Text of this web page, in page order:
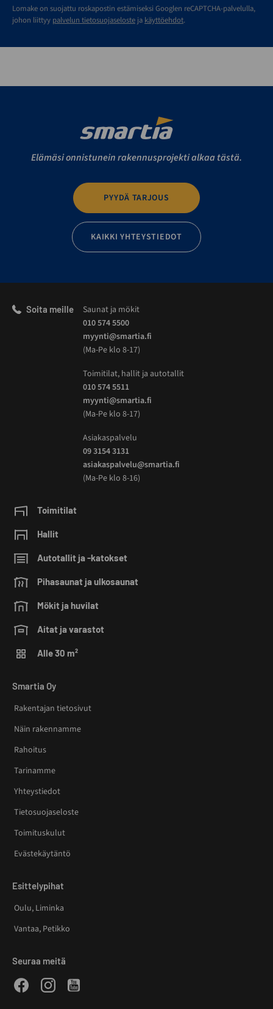
Lomake on suojattu roskapostin estämiseksi Googlen reCAPTCHA-palvelulla,
johon liittyy palvelun tietosuojaseloste ja käyttöehdot.
Elämäsi onnistunein rakennusprojekti alkaa tästä.
PYYDÄ TARJOUS
KAIKKI YHTEYSTIEDOT
Soita meille
Saunat ja mökit
010 574 5500
myynti@smartia.fi
(Ma-Pe klo 8-17)
Toimitilat, hallit ja autotallit
010 574 5511
myynti@smartia.fi
(Ma-Pe klo 8-17)
Asiakaspalvelu
09 3154 3131
asiakaspalvelu@smartia.fi
(Ma-Pe klo 8-16)
Toimitilat
Hallit
Autotallit ja -katokset
Pihasaunat ja ulkosaunat
Mökit ja huvilat
Aitat ja varastot
Alle 30 m²
Smartia Oy
Rakentajan tietosivut
Näin rakennamme
Rahoitus
Tarinamme
Yhteystiedot
Tietosuojaseloste
Toimituskulut
Evästekäytäntö
Esittelypihat
Oulu, Liminka
Vantaa, Petikko
Seuraa meitä
FacebookInstagramYoutube